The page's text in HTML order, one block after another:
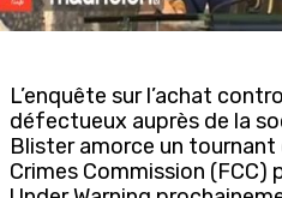
L’enquête sur l’achat
défectueux auprès de la
Blister amorce un tournant
Crimes Commission